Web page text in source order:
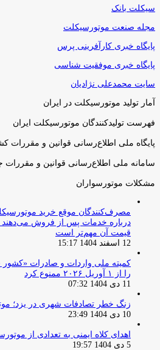
سیکلت بانک
مجله صنعت موتورسیکلت
پایگاه خبری کارآفرینی پرس
پایگاه خبری موفقیت شناسی
سایت محمدعلی نژادیان
آمار تولید موتورسیکلت در ایران
فهرست تولیدکنندگان موتورسیکلت ایران
پایگاه ملی اطلاع‌رسانی قوانین و مقررات
سامانه ملی اطلاع‌رسانی قوانین و مقررات
مشکلات موتورسواران
مصرف‌کنندگان موقع خرید
درباره خدمات پس از فروش می‌دهند
قیمت آن مهم‌تر است
12 اسفند 1404 15:17
کمیته ملی واردات و صادرات
را از ۱ آوریل ۲۰۲۶ ممنوع کرد
11 دی 1404 07:32
زنگ خطر تصادفات شهری در یزد؛
10 دی 1404 23:49
اهدای کلاه ایمنی به تعدادی از
5 دی 1404 19:57